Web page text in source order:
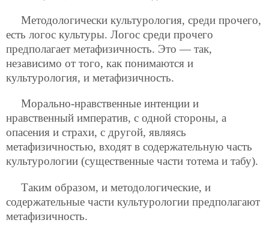
Методологически культурология, среди прочего,
есть логос культуры. Логос среди прочего
предполагает метафизичность. Это — так,
независимо от того, как понимаются и
культурология, и метафизичность.
Морально-нравственные интенции и
нравственный императив, с одной стороны, а
опасения и страхи, с другой, являясь
метафизичностью, входят в содержательную часть
культурологии (существенные части тотема и табу).
Таким образом, и методологические, и
содержательные части культурологии предполагают
метафизичность.